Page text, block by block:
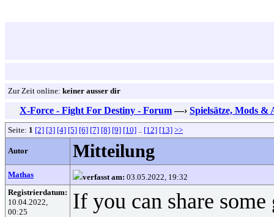
Zur Zeit online: keiner ausser dir
X-Force - Fight For Destiny - Forum —› Spielsätze, Mods &
Seite: 1 [2] [3] [4] [5] [6] [7] [8] [9] [10] .. [12] [13] >>
Autor Mitteilung
Mathas verfasst am: 03.05.2022, 19:32
Registrierdatum:
10.04.2022,
00:25
If you can share